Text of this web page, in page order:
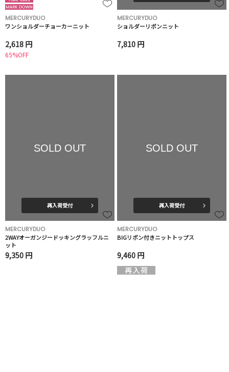
MERCURYDUO
ワンショルダーチョーカーニット
2,618 円
65%OFF
MERCURYDUO
ショルダーリボンニット
7,810 円
SOLD OUT
再入荷受付
MERCURYDUO
2WAYオーガンジードッキングラッフルニ
ット
9,350 円
SOLD OUT
再入荷受付
MERCURYDUO
BIGリボン付きニットトップス
9,460 円